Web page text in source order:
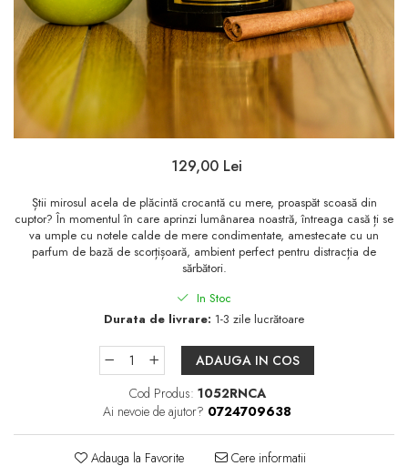
129,00 Lei
Știi mirosul acela de plăcintă crocantă cu mere, proaspăt scoasă din
cuptor? În momentul în care aprinzi lumânarea noastră, întreaga casă ți se
va umple cu notele calde de mere condimentate, amestecate cu un
parfum de bază de scorțișoară, ambient perfect pentru distracția de
sărbători.
In Stoc
Durata de livrare: 1-3 zile lucrătoare
ADAUGA IN COS
Cod Produs: 1052RNCA
Ai nevoie de ajutor? 0724709638
Adauga la Favorite Cere informatii